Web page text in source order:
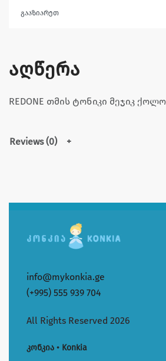
გააზიარეთ
აღწერა
REDONE თმის ტონიკი მეჯიკ
Reviews (0)
info@mykonkia.ge
(+995) 555 939 704
All Rights Reserved 2026
კონკია • Konkia